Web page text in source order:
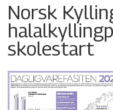
Norsk
skolestart